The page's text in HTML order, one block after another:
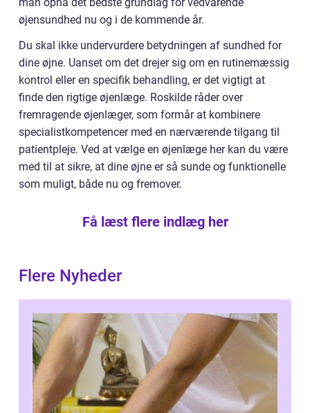
øjensundhed nu og i de kommende år.
Du skal ikke undervurdere betydningen af sundhed for
dine øjne. Uanset om det drejer sig om en rutinemæssig
kontrol eller en specifik behandling, er det vigtigt at
finde den rigtige øjenlæge. Roskilde råder over
fremragende øjenlæger, som formår at kombinere
specialistkompetencer med en nærværende tilgang til
patientpleje. Ved at vælge en øjenlæge her kan du være
med til at sikre, at dine øjne er så sunde og funktionelle
som muligt, både nu og fremover.
Få læst flere indlæg her
Flere Nyheder